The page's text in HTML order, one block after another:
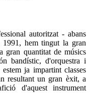
autoritzat - abans
1991, hem tingut la gran
gran quantitat de músics
bandístic, d'orquestra i
ja impartint classes
resultant un gran èxit, a
d'aquest instrument